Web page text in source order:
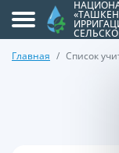
Главная Список